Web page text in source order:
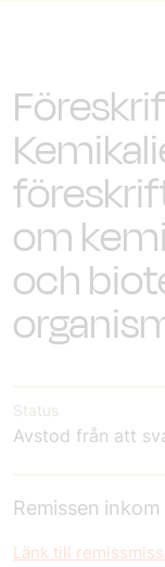
om
och
Status
Avstod från att
Remissen
Länk till